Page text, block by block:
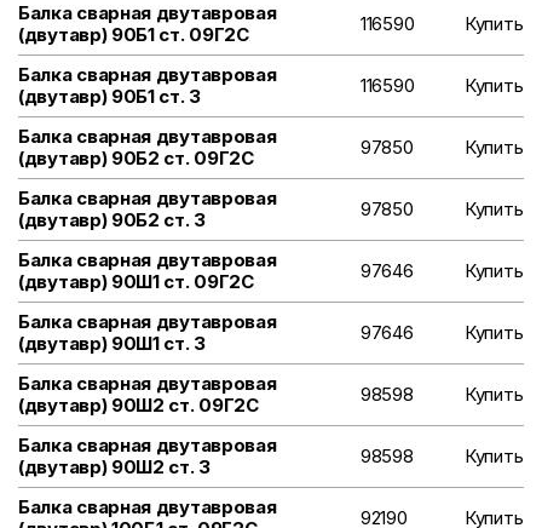
Балка сварная двутавровая
(двутавр) 90Б1 ст. 09Г2С
116590 Купить
Балка сварная двутавровая
(двутавр) 90Б1 ст. 3
116590 Купить
Балка сварная двутавровая
(двутавр) 90Б2 ст. 09Г2С
97850 Купить
Балка сварная двутавровая
(двутавр) 90Б2 ст. 3
97850 Купить
Балка сварная двутавровая
(двутавр) 90Ш1 ст. 09Г2С
97646 Купить
Балка сварная двутавровая
(двутавр) 90Ш1 ст. 3
97646 Купить
Балка сварная двутавровая
(двутавр) 90Ш2 ст. 09Г2С
98598 Купить
Балка сварная двутавровая
(двутавр) 90Ш2 ст. 3
98598 Купить
Балка сварная двутавровая
92190 Купить